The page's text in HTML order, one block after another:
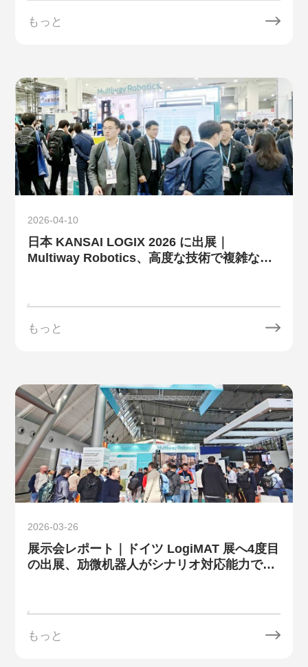
もっと
2026-04-10
日本 KANSAI LOGIX 2026 に出展｜
Multiway Robotics、高度な技術で複雑な現
もっと
2026-03-26
展示会レポート｜ドイツ LogiMAT 展へ4度目
の出展、劢微机器人がシナリオ対応能力で無
もっと